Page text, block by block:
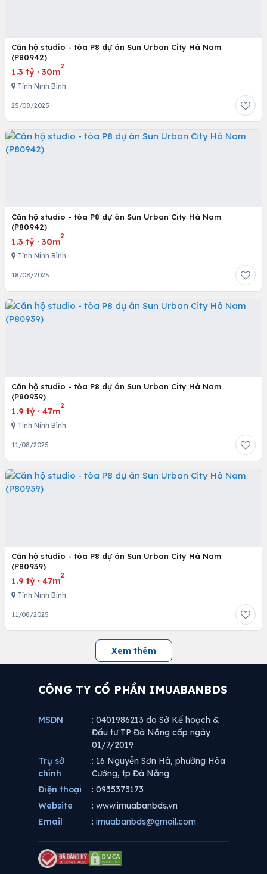
Căn hộ studio - tòa P8 dự án Sun Urban City Hà Nam
(P80942)
1.3 tỷ · 30m
2
Tỉnh Ninh Bình
25/08/2025
Căn hộ studio - tòa P8 dự án Sun Urban City Hà Nam
(P80942)
1.3 tỷ · 30m
2
Tỉnh Ninh Bình
18/08/2025
Căn hộ studio - tòa P8 dự án Sun Urban City Hà Nam
(P80939)
1.9 tỷ · 47m
2
Tỉnh Ninh Bình
11/08/2025
Căn hộ studio - tòa P8 dự án Sun Urban City Hà Nam
(P80939)
1.9 tỷ · 47m
2
Tỉnh Ninh Bình
11/08/2025
Xem thêm
CÔNG TY CỔ PHẦN IMUABANBDS
MSDN
: 0401986213 do Sở Kế hoạch &
Đầu tư TP Đà Nẵng cấp ngày
01/7/2019
Trụ sở
chính
: 16 Nguyễn Sơn Hà, phường Hòa
Cường, tp Đà Nẵng
Điện thoại
: 0935373173
Website
: www.imuabanbds.vn
Email
: imuabanbds@gmail.com